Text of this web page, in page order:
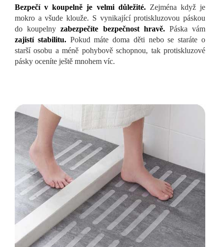
Bezpečí v koupelně je velmi důležité.Zejména když je
mokro a všude klouže. S vynikající protiskluzovou páskou
do koupelnyzabezpečíte bezpečnost hravě.Páska vám
zajistí stabilitu.Pokud máte doma děti nebo se staráte o
starší osobu a méně pohybově schopnou, tak protiskluzové
pásky oceníte ještě mnohem víc.